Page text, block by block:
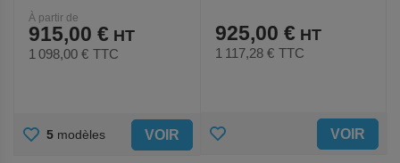
À partir de
915,00 €
1 098,00 € TTC
AJOUTER
5 modèles VOIR
925,00 €
1 117,28 € TTC
AJOUTER VOIR